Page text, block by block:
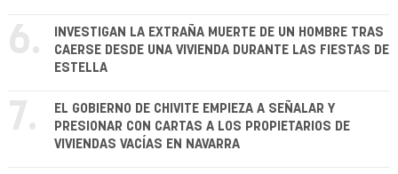
6.
INVESTIGAN LA EXTRAÑA MUERTE DE UN HOMBRE TRAS
CAERSE DESDE UNA VIVIENDA DURANTE LAS FIESTAS DE
ESTELLA
7.
EL GOBIERNO DE CHIVITE EMPIEZA A SEÑALAR Y
PRESIONAR CON CARTAS A LOS PROPIETARIOS DE
VIVIENDAS VACÍAS EN NAVARRA